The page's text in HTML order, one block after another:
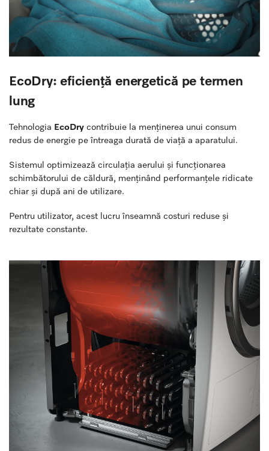
EcoDry: eficiență energetică pe termen
lung
Tehnologia EcoDry contribuie la menținerea unui consum
redus de energie pe întreaga durată de viață a aparatului.
Sistemul optimizează circulația aerului și funcționarea
schimbătorului de căldură, menținând performanțele ridicate
chiar și după ani de utilizare.
Pentru utilizator, acest lucru înseamnă costuri reduse și
rezultate constante.